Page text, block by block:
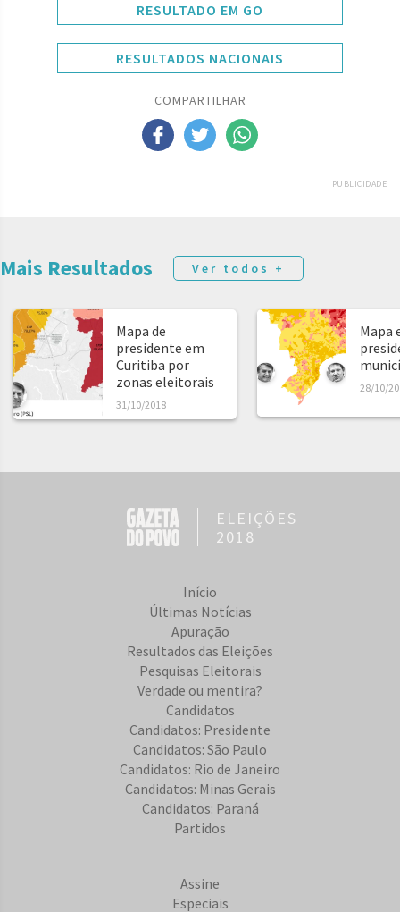
RESULTADO EM GO
RESULTADOS NACIONAIS
COMPARTILHAR
PUBLICIDADE
Mais Resultados Ver todos +
Mapa de
presidente em
Curitiba por
zonas eleitorais
31/10/2018
Mapa
28/10/
ELEIÇÕES
2018
Início
Últimas Notícias
Apuração
Resultados das Eleições
Pesquisas Eleitorais
Verdade ou mentira?
Candidatos
Candidatos: Presidente
Candidatos: São Paulo
Candidatos: Rio de Janeiro
Candidatos: Minas Gerais
Candidatos: Paraná
Partidos
Assine
Especiais